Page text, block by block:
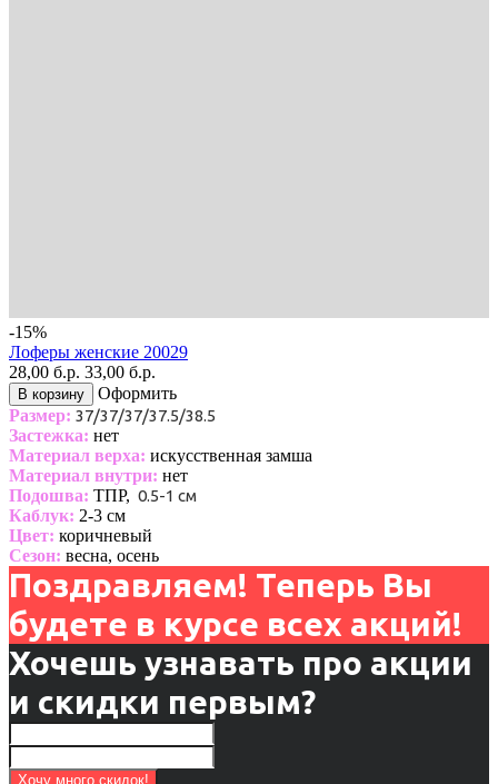
-15%
Лоферы женские 20029
28,00 б.р. 33,00 б.р.
В корзину
Оформить
Размер: 37/37/37/37.5/38.5
Застежка: нет
Материал верха: искусственная замша
Материал внутри: нет
Подошва: ТПР, 0.5-1 см
Каблук: 2-3 см
Цвет: коричневый
Сезон: весна, осень
Поздравляем! Теперь Вы
будете в курсе всех акций!
Хочешь узнавать про акции
и скидки первым?